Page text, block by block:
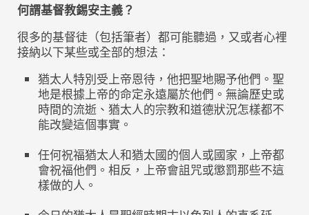
何謂基督教錫安主義？
很多的基督徒（包括筆者）都可能聽過，又或者心裡
接納以下某些或全部的想法：
猶太人特別受上帝恩待，他把聖地賜予他們。聖
地是根據上帝的命定永遠屬於他們。無論歷史或
時間的流逝、猶太人的宗教和道德狀況怎樣都不
能改變這個事實。
任何祝福猶太人和猶太國的個人或國家，上帝都
會祝福他們。相反，上帝會詛咒或懲罰那些不這
樣做的人。